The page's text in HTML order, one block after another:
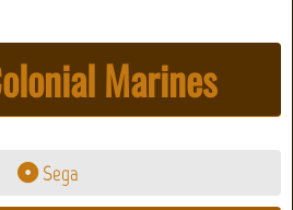
Marines
Sega